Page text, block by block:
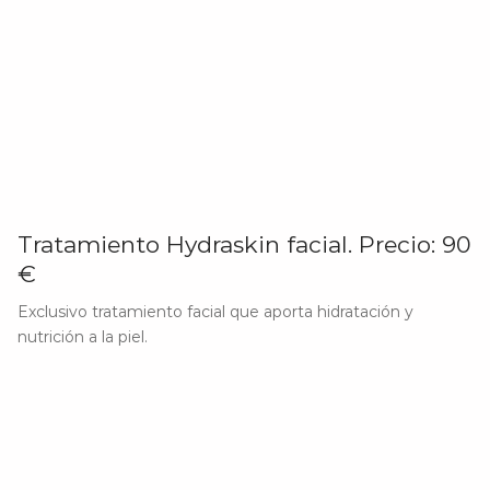
Tratamiento Hydraskin facial. Precio: 90
€
Exclusivo tratamiento facial que aporta hidratación y
nutrición a la piel.